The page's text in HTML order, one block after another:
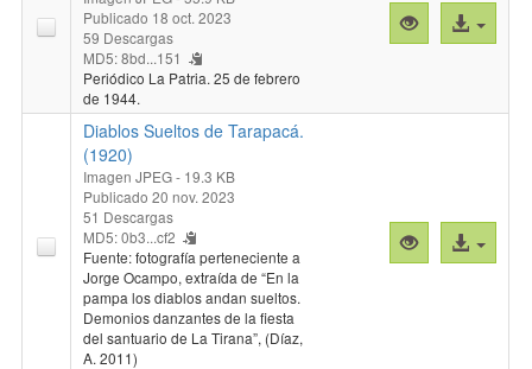
(1905)"
Publicado 18 oct. 2023
59 Descargas
MD5: 8bd...151
Periódico La Patria. 25 de febrero
de 1944.
Vista
previa
la
la
Diablada.
(
Acceso
al
Diablos Sueltos de Tarapacá.
(1920)
Imagen JPEG- 19.3 KB
Publicado 20 nov. 2023
51 Descargas
MD5: 0b3...cf2
Fuente: fotografía perteneciente a
Jorge Ocampo, extraída de “En la
pampa los diablos andan sueltos.
Demonios danzantes de la fiesta
del santuario de La Tirana”, (Díaz,
A. 2011)
Vista
previa
Acceso
al